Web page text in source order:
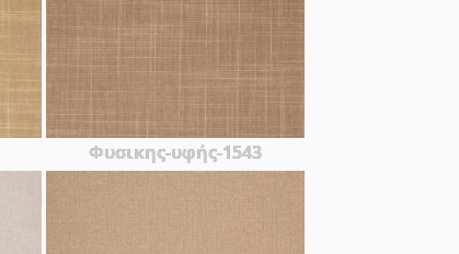
Φυσικης-υφής-1543